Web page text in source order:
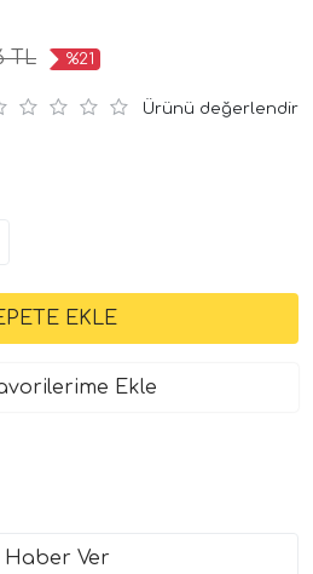
TL %21
Ürünü değerlendir
Ekle
Haber Ver